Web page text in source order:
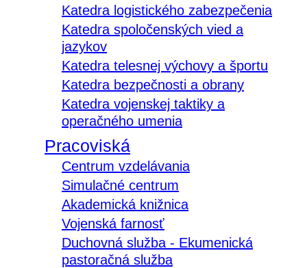
Katedra logistického zabezpečenia
Katedra spoločenských vied a
jazykov
Katedra telesnej výchovy a športu
Katedra bezpečnosti a obrany
Katedra vojenskej taktiky a
operačného umenia
Pracoviská
Centrum vzdelávania
Simulačné centrum
Akademická knižnica
Vojenská farnosť
Duchovná služba - Ekumenická
pastoračná služba